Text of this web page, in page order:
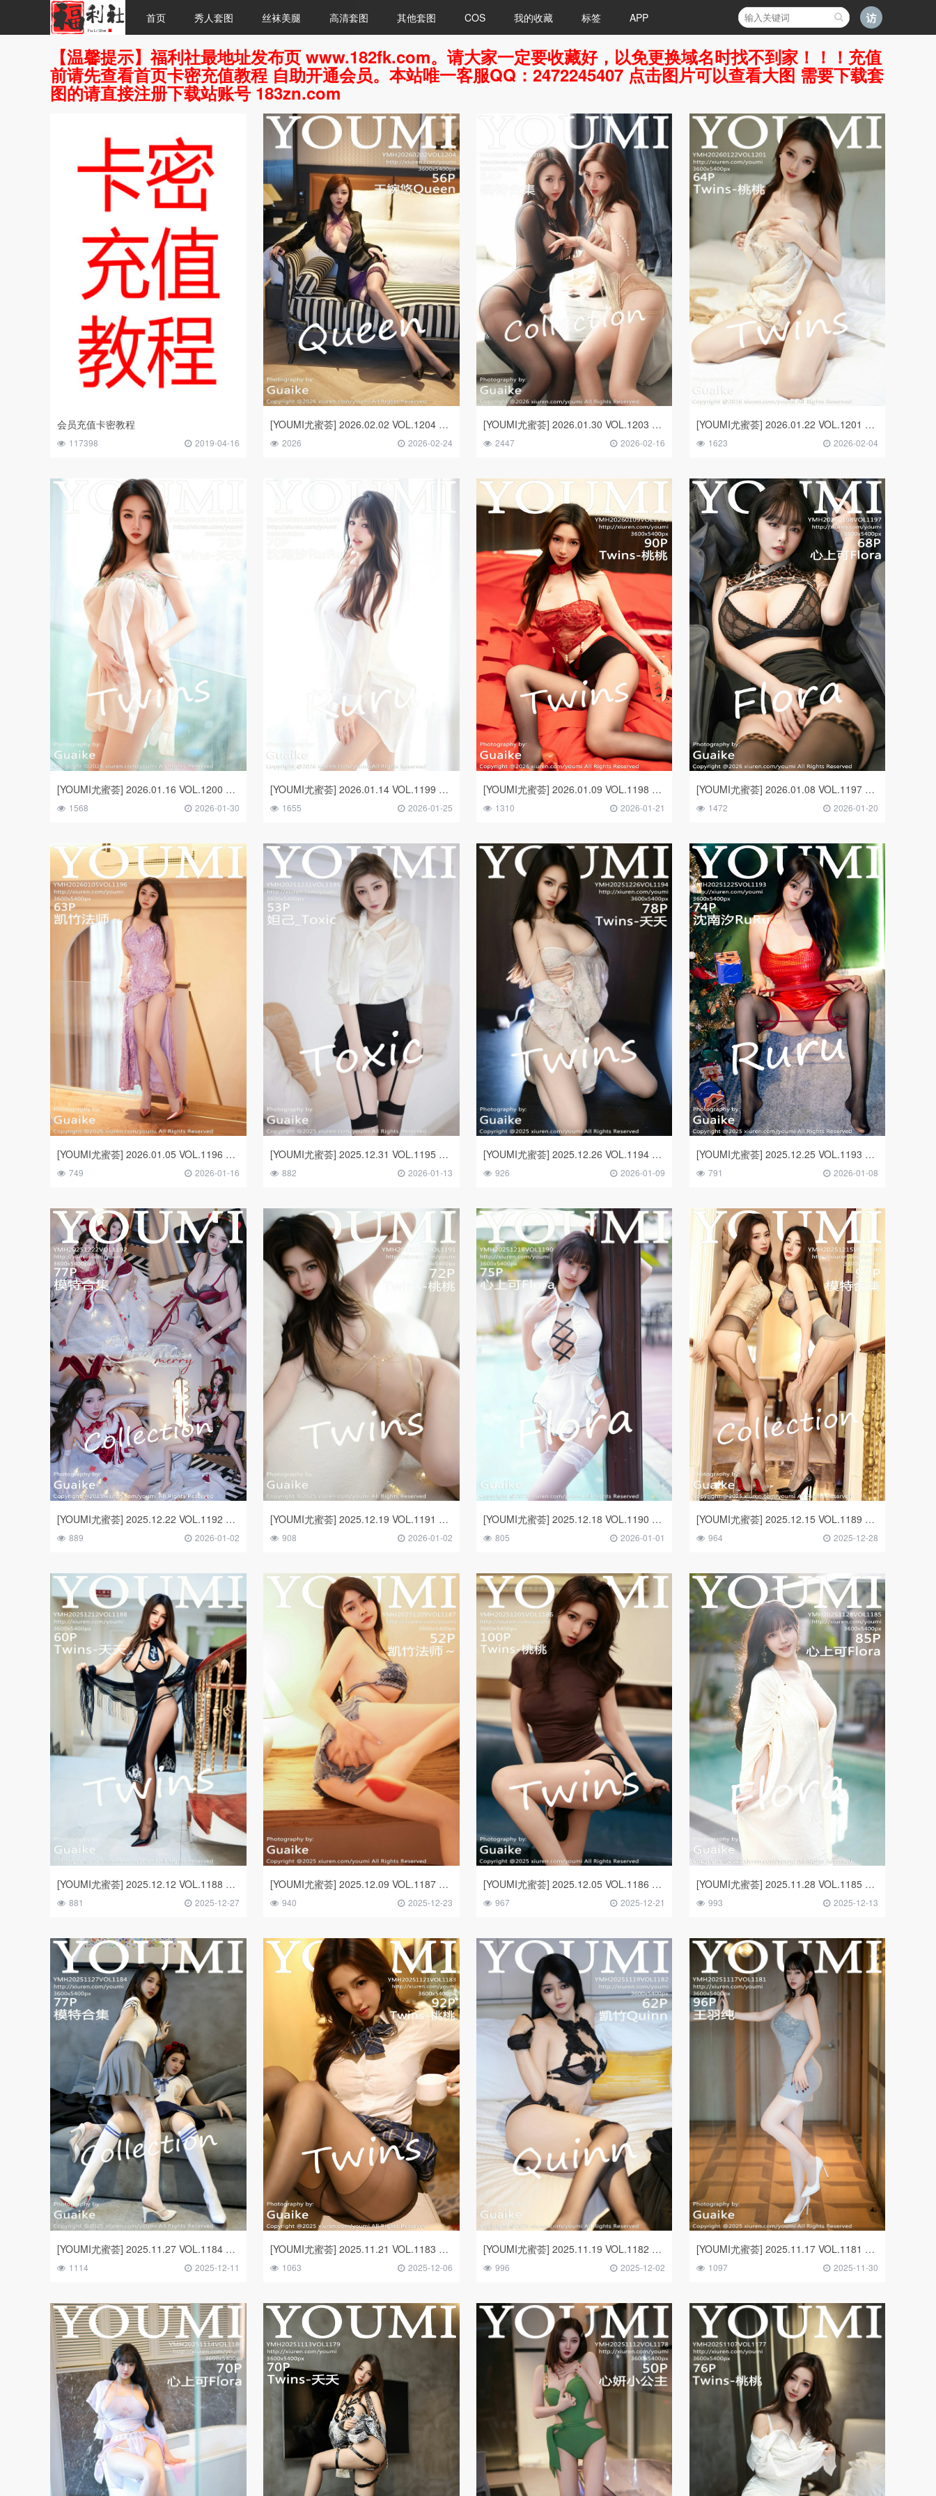
首页 秀人套图 丝袜美腿 高清套图 其他套图 COS 我的收藏 标签 APP
【温馨提示】福利社最地址发布页 www.182fk.com。请大家一定要收藏好，以免更换域名时找不到家！！！充值
前请先查看首页卡密充值教程 自助开通会员。本站唯一客服QQ：2472245407 点击图片可以查看大图 需要下载套
图的请直接注册下载站账号 183zn.com
会员充值卡密教程
117398 2019-04-16
[YOUMI尤蜜荟] 2026.02.02 VOL.1204 王婉悠Queen
2026 2026-02-24
[YOUMI尤蜜荟] 2026.01.30 VOL.1203 Twins-夭夭
2447 2026-02-16
[YOUMI尤蜜荟] 2026.01.22 VOL.1201 Twins-桃桃
1623 2026-02-04
[YOUMI尤蜜荟] 2026.01.16 VOL.1200 Twins-夭夭
1568 2026-01-30
[YOUMI尤蜜荟] 2026.01.14 VOL.1199 沈南汐RuRu
1655 2026-01-25
[YOUMI尤蜜荟] 2026.01.09 VOL.1198 Twins-桃桃
1310 2026-01-21
[YOUMI尤蜜荟] 2026.01.08 VOL.1197 心上可Flora
1472 2026-01-20
[YOUMI尤蜜荟] 2026.01.05 VOL.1196 凯竹法师～
749 2026-01-16
[YOUMI尤蜜荟] 2025.12.31 VOL.1195 妲己_Toxic
882 2026-01-13
[YOUMI尤蜜荟] 2025.12.26 VOL.1194 Twins-夭夭
926 2026-01-09
[YOUMI尤蜜荟] 2025.12.25 VOL.1193 沈南汐RuRu
791 2026-01-08
[YOUMI尤蜜荟] 2025.12.22 VOL.1192 Twins-桃桃
889 2026-01-02
[YOUMI尤蜜荟] 2025.12.19 VOL.1191 Twins-桃桃
908 2026-01-02
[YOUMI尤蜜荟] 2025.12.18 VOL.1190 心上可Flora
805 2026-01-01
[YOUMI尤蜜荟] 2025.12.15 VOL.1189 Twins-桃之夭夭
964 2025-12-28
[YOUMI尤蜜荟] 2025.12.12 VOL.1188 Twins-夭夭
881 2025-12-27
[YOUMI尤蜜荟] 2025.12.09 VOL.1187 凯竹法师～
940 2025-12-23
[YOUMI尤蜜荟] 2025.12.05 VOL.1186 Twins-桃桃
967 2025-12-21
[YOUMI尤蜜荟] 2025.11.28 VOL.1185 心上可Flora
993 2025-12-13
[YOUMI尤蜜荟] 2025.11.27 VOL.1184 模特合集
1114 2025-12-11
[YOUMI尤蜜荟] 2025.11.21 VOL.1183 Twins-桃桃
1063 2025-12-06
[YOUMI尤蜜荟] 2025.11.19 VOL.1182 凯竹Quinn
996 2025-12-02
[YOUMI尤蜜荟] 2025.11.17 VOL.1181 王羽纯✨
1097 2025-11-30